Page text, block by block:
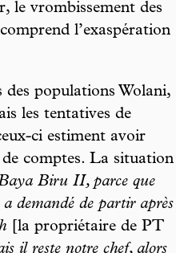
le vrombissement des
l’exaspération
des populations Wolani,
les tentatives de
ci estiment avoir
comptes. La situation
Biru II, parce que
demandé de partir après
[la propriétaire de PT